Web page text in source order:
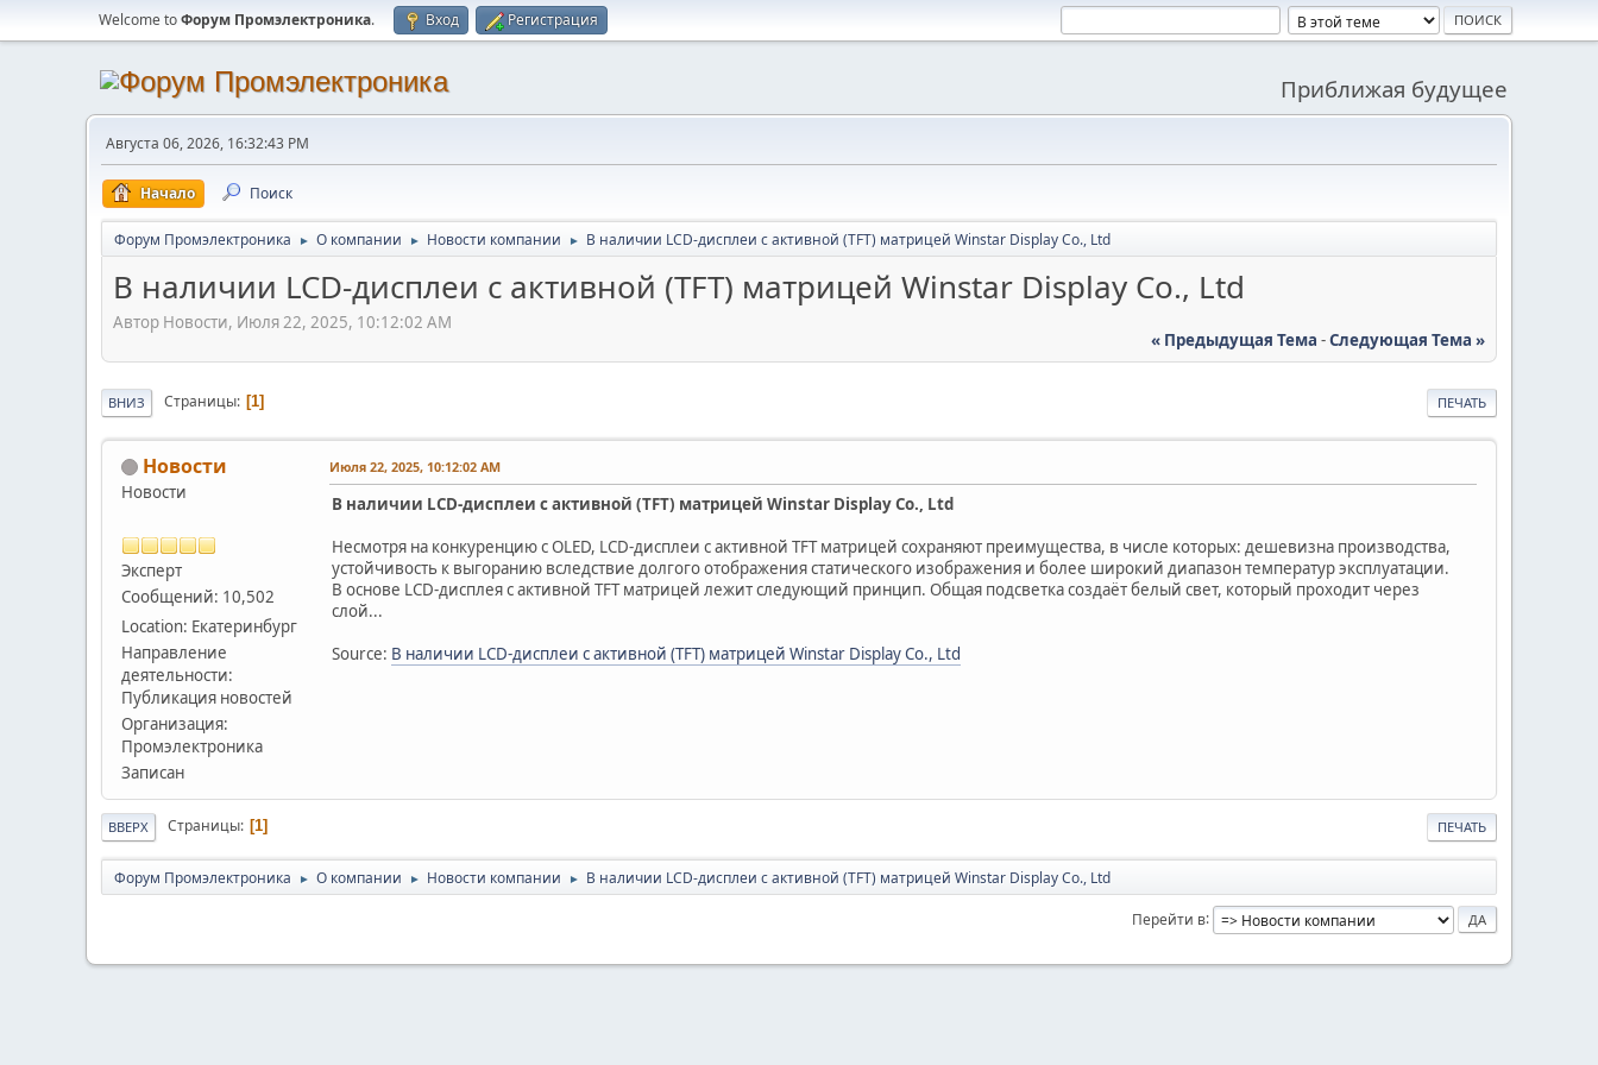
Welcome toФорум Промэлектроника. Вход Регистрация
Приближая будущее
Августа 06, 2026, 16:32:43 PM
Начало Поиск
Форум Промэлектроника ► О компании ► Новости компании ► В наличии LCD-дисплеи с активной (TFT) матрицей Winstar Display Co., Ltd
В наличии LCD-дисплеи с активной (TFT) матрицей Winstar Display Co., Ltd
Автор Новости, Июля 22, 2025, 10:12:02 AM
« Предыдущая Тема -Следующая Тема »
ПЕЧАТЬ
ВНИЗ Страницы 1
Новости
Новости
Эксперт
Сообщений: 10,502
Location: Екатеринбург
Направление
деятельности:
Публикация новостей
Организация:
Промэлектроника
Записан
Июля 22, 2025, 10:12:02 AM
В наличии LCD-дисплеи с активной (TFT) матрицей Winstar Display Co., Ltd
Несмотря на конкуренцию с OLED, LCD-дисплеи с активной TFT матрицей сохраняют преимущества, в числе которых: дешевизна производства,
устойчивость к выгоранию вследствие долгого отображения статического изображения и более широкий диапазон температур эксплуатации.
В основе LCD-дисплея с активной TFT матрицей лежит следующий принцип. Общая подсветка создаёт белый свет, который проходит через
слой...
Source: В наличии LCD-дисплеи с активной (TFT) матрицей Winstar Display Co., Ltd
ПЕЧАТЬ
ВВЕРХ Страницы 1
Форум Промэлектроника ► О компании ► Новости компании ► В наличии LCD-дисплеи с активной (TFT) матрицей Winstar Display Co., Ltd
Перейти в